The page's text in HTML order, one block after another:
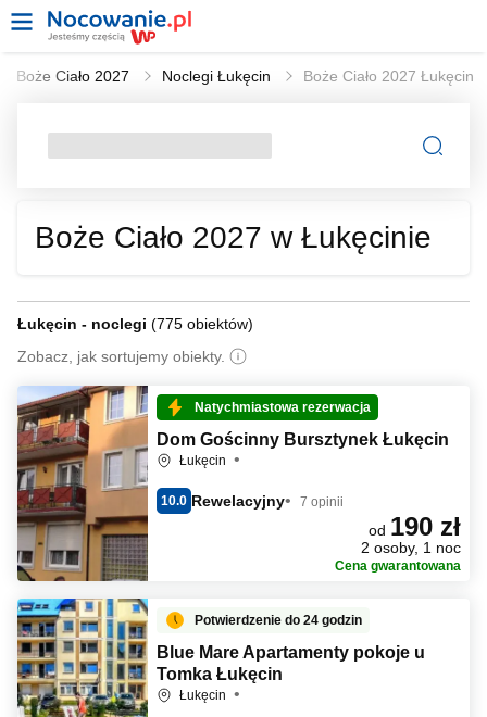
Boże Ciało 2027 Noclegi Łukęcin Boże Ciało 2027 Łukęcin
Boże Ciało 2027 w Łukęcinie
Łukęcin - noclegi (775 obiektów)
Zobacz, jak sortujemy obiekty.
Natychmiastowa rezerwacja
Dom Gościnny Bursztynek Łukęcin
Łukęcin
10.0 Rewelacyjny 7 opinii
od 190 zł
2 osoby, 1 noc
Cena gwarantowana
Potwierdzenie do 24 godzin
Blue Mare Apartamenty pokoje u
Tomka Łukęcin
Łukęcin